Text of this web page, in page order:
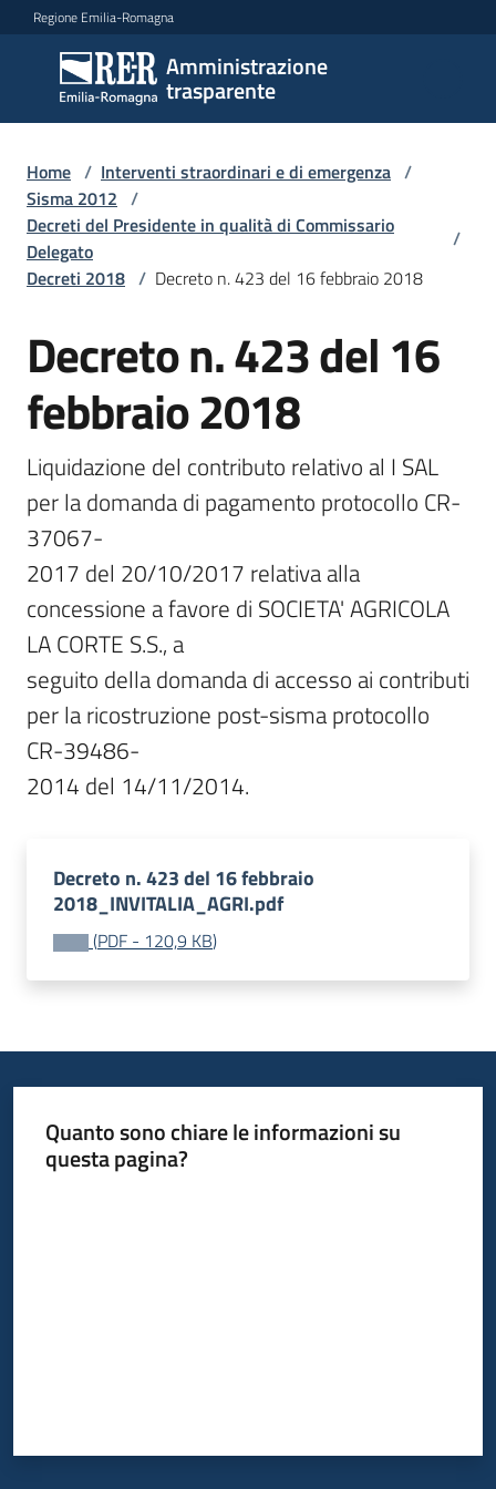
Vai al contenuto
Vai alla navigazione
Vai al footer
Regione Emilia-Romagna
Amministrazione
trasparente
Amministrazione
trasparente
Sottosezioni
Accesso
Home / Interventi straordinari e di emergenza /
Sisma 2012 /
Decreti del Presidente in qualità di Commissario
Delegato
/
Decreti 2018 / Decreto n. 423 del 16 febbraio 2018
Decreto n. 423 del 16
febbraio 2018
Liquidazione del contributo relativo al I SAL
per la domanda di pagamento protocollo CR-
37067-
2017 del 20/10/2017 relativa alla
concessione a favore di SOCIETA' AGRICOLA
LA CORTE S.S., a
seguito della domanda di accesso ai contributi
per la ricostruzione post-sisma protocollo
CR-39486-
2014 del 14/11/2014.
Decreto n. 423 del 16 febbraio
2018_INVITALIA_AGRI.pdf
(PDF - 120,9 KB)
Quanto sono chiare le informazioni su
questa pagina?